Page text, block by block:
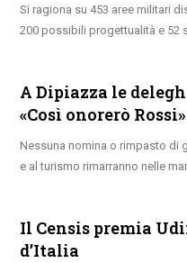
Si ragiona su 453 aree militari
200 possibili progettualità e 52
A Dipiazza le
«Così onorerò Rossi»
Nessuna nomina o rimpasto di
e al turismo rimarranno nelle
Il Censis premia
d’Italia